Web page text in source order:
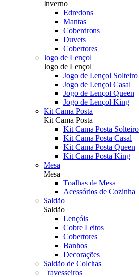
Inverno
Edredons
Mantas
Coberdrons
Duvets
Cobertores
Jogo de Lençol
Jogo de Lençol
Jogo de Lençol Solteiro
Jogo de Lençol Casal
Jogo de Lençol Queen
Jogo de Lençol King
Kit Cama Posta
Kit Cama Posta
Kit Cama Posta Solteiro
Kit Cama Posta Casal
Kit Cama Posta Queen
Kit Cama Posta King
Mesa
Mesa
Toalhas de Mesa
Acessórios de Cozinha
Saldão
Saldão
Lençóis
Cobre Leitos
Cobertores
Banhos
Decorações
Saldão de Colchas
Travesseiros